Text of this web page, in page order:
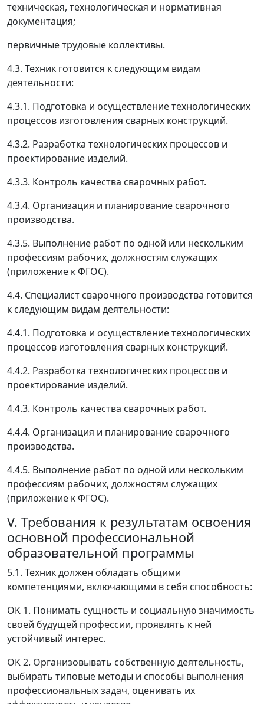
техническая, технологическая и нормативная
документация;
первичные трудовые коллективы.
4.3. Техник готовится к следующим видам
деятельности:
4.3.1. Подготовка и осуществление технологических
процессов изготовления сварных конструкций.
4.3.2. Разработка технологических процессов и
проектирование изделий.
4.3.3. Контроль качества сварочных работ.
4.3.4. Организация и планирование сварочного
производства.
4.3.5. Выполнение работ по одной или нескольким
профессиям рабочих, должностям служащих
(приложение к ФГОС).
4.4. Специалист сварочного производства готовится
к следующим видам деятельности:
4.4.1. Подготовка и осуществление технологических
процессов изготовления сварных конструкций.
4.4.2. Разработка технологических процессов и
проектирование изделий.
4.4.3. Контроль качества сварочных работ.
4.4.4. Организация и планирование сварочного
производства.
4.4.5. Выполнение работ по одной или нескольким
профессиям рабочих, должностям служащих
(приложение к ФГОС).
V. Требования к результатам освоения
основной профессиональной
образовательной программы
5.1. Техник должен обладать общими
компетенциями, включающими в себя способность:
ОК 1. Понимать сущность и социальную значимость
своей будущей профессии, проявлять к ней
устойчивый интерес.
ОК 2. Организовывать собственную деятельность,
выбирать типовые методы и способы выполнения
профессиональных задач, оценивать их